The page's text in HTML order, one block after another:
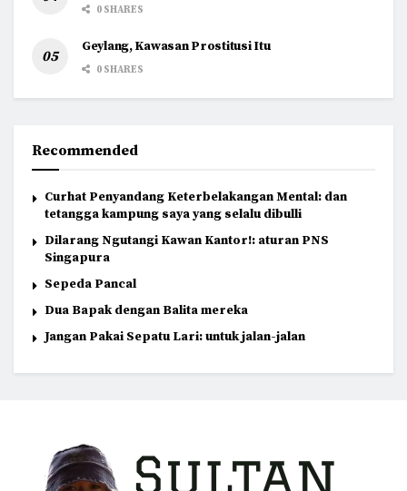
0 SHARES
Geylang, Kawasan Prostitusi Itu
0 SHARES
Recommended
Curhat Penyandang Keterbelakangan Mental: dan
tetangga kampung saya yang selalu dibulli
Dilarang Ngutangi Kawan Kantor!: aturan PNS
Singapura
Sepeda Pancal
Dua Bapak dengan Balita mereka
Jangan Pakai Sepatu Lari: untuk jalan-jalan